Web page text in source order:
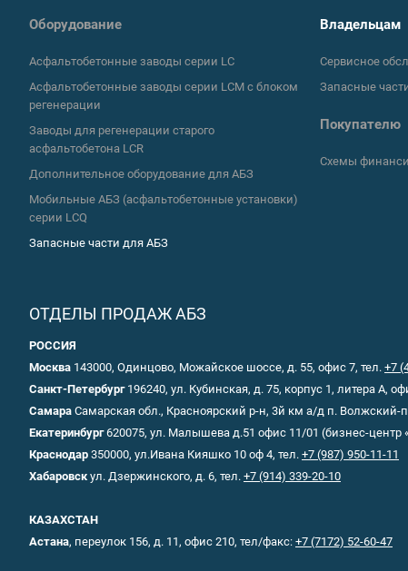
Оборудование
Асфальтобетонные заводы серии LC
Асфальтобетонные заводы серии LCM с блоком
регенерации
Заводы для регенерации старого
асфальтобетона LCR
Дополнительное оборудование для АБЗ
Мобильные АБЗ (асфальтобетонные установки)
серии LCQ
Запасные части для АБЗ
Владельцам
Сервисное
Запасные
Покупателю
Схемы
ОТДЕЛЫ ПРОДАЖ АБЗ
РОССИЯ
Москва 143000, Одинцово, Можайское шоссе, д. 55, офис 7, тел. +7
Санкт-Петербург196240, ул. Кубинская, д. 75, корпус 1, литера А,
Самара Самарская обл., Красноярский р-н, 3й км а/д п.
Екатеринбург620075, ул. Малышева д.51 офис 11/01 (бизнес-центр
Краснодар 350000, ул.Ивана Кияшко 10 оф 4, тел. +7 (987) 950-11-11
Хабаровск ул. Дзержинского, д. 6, тел. +7 (914) 339-20-10
КАЗАХСТАН
Астана, переулок 156, д. 11, офис 210, тел/факс: +7 (7172) 52-60-47